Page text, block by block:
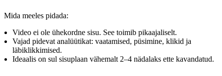
Mida meeles pidada:
Video ei ole ühekordne sisu. See toimib pikaajaliselt.
Vajad pidevat analüütikat: vaatamised, püsimine, klikid ja
läbiklikkimised.
Ideaalis on sul sisuplaan vähemalt 2–4 nädalaks ette kavandatud.